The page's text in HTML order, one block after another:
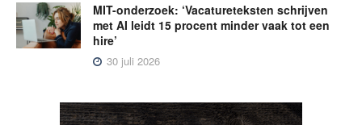
MIT-onderzoek: ‘Vacatureteksten schrijven
met AI leidt 15 procent minder vaak tot een
hire’
30 juli 2026